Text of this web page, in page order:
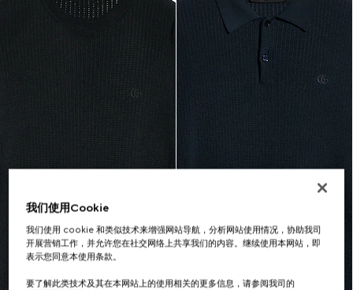
我们使用Cookie
我们使用 cookie 和类似技术来增强网站导航，分析网站使用情况，协助我司
开展营销工作，并允许您在社交网络上共享我们的内容。继续使用本网站，即
表示您同意本使用条款。
要了解此类技术及其在本网站上的使用相关的更多信息，请参阅我司的